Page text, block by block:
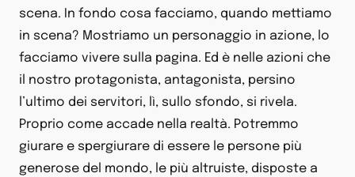
scena. In fondo cosa facciamo, quando mettiamo
in scena? Mostriamo un personaggio in azione, lo
facciamo vivere sulla pagina. Ed è nelle azioni che
il nostro protagonista, antagonista, persino
l’ultimo dei servitori, lì, sullo sfondo, si rivela.
Proprio come accade nella realtà. Potremmo
giurare e spergiurare di essere le persone più
generose del mondo, le più altruiste, disposte a